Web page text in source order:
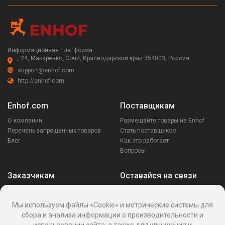
Информационная платформа
, 24, Макаренко, Сочи, Краснодарский край 354003, Россия
support@enhof.com
http://enhof.com
Enhof.com
О компании
Перечень запрещенных товаров
Блог
Поставщикам
Размещайте товары на Enhof
Стать поставщиком
Как это работает
Вопросы
Заказчикам
Написать поставщику
Оставайся на связи
Мы используем файлы «Cookie» и метрические системы для
сбора и анализа информации о производительности и